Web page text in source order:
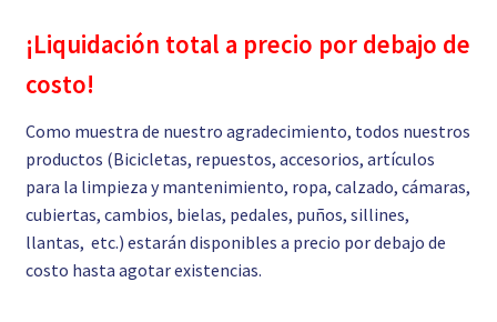
¡Liquidación total a precio por debajo de
costo!
Como muestra de nuestro agradecimiento, todos nuestros
productos (Bicicletas, repuestos, accesorios, artículos
para la limpieza y mantenimiento, ropa, calzado, cámaras,
cubiertas, cambios, bielas, pedales, puños, sillines,
llantas, etc.) estarán disponibles a precio por debajo de
costo hasta agotar existencias.